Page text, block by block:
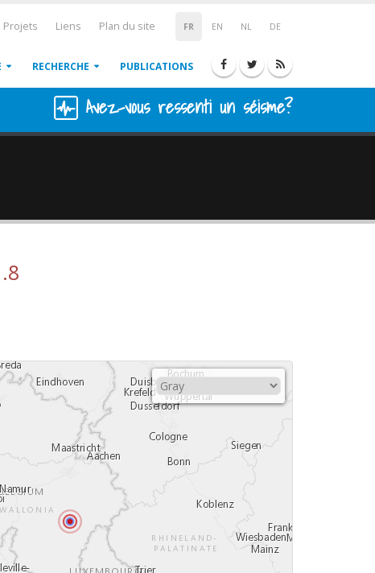
FR EN NL DE
Projets Liens Plan du site
RECHERCHE PUBLICATIONS
Avez-vous ressenti un séisme?